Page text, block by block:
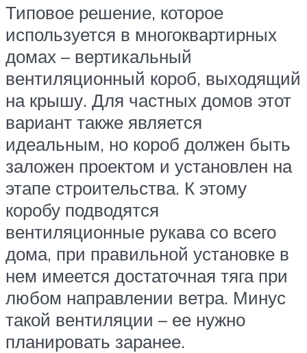
Типовое решение, которое
используется в многоквартирных
домах – вертикальный
вентиляционный короб, выходящий
на крышу. Для частных домов этот
вариант также является
идеальным, но короб должен быть
заложен проектом и установлен на
этапе строительства. К этому
коробу подводятся
вентиляционные рукава со всего
дома, при правильной установке в
нем имеется достаточная тяга при
любом направлении ветра. Минус
такой вентиляции – ее нужно
планировать заранее.